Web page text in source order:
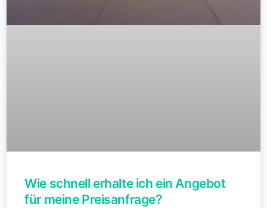
Wie schnell erhalte ich ein Angebot
für meine Preisanfrage?